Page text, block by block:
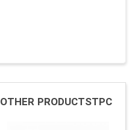
OTHER PRODUCTSTPC مخازن